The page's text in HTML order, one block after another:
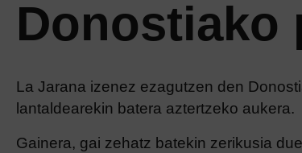
Donostiako
La Jarana izenez ezagutzen den
lantaldearekin batera aztertzeko aukera.
Gainera, gai zehatz batekin zerikusia